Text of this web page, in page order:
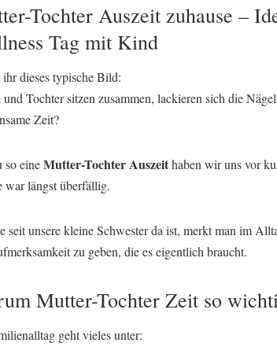
Tochter Auszeit zuhause –
Tag mit Kind
dieses typische Bild:
Tochter sitzen zusammen, lackieren sich die
Zeit?
so eineMutter-Tochter Auszeithaben wir uns vor
war längst überfällig.
seit unsere kleine Schwester da ist, merkt man im
zu geben, die es eigentlich braucht.
Mutter-Tochter Zeit so
geht vieles unter: